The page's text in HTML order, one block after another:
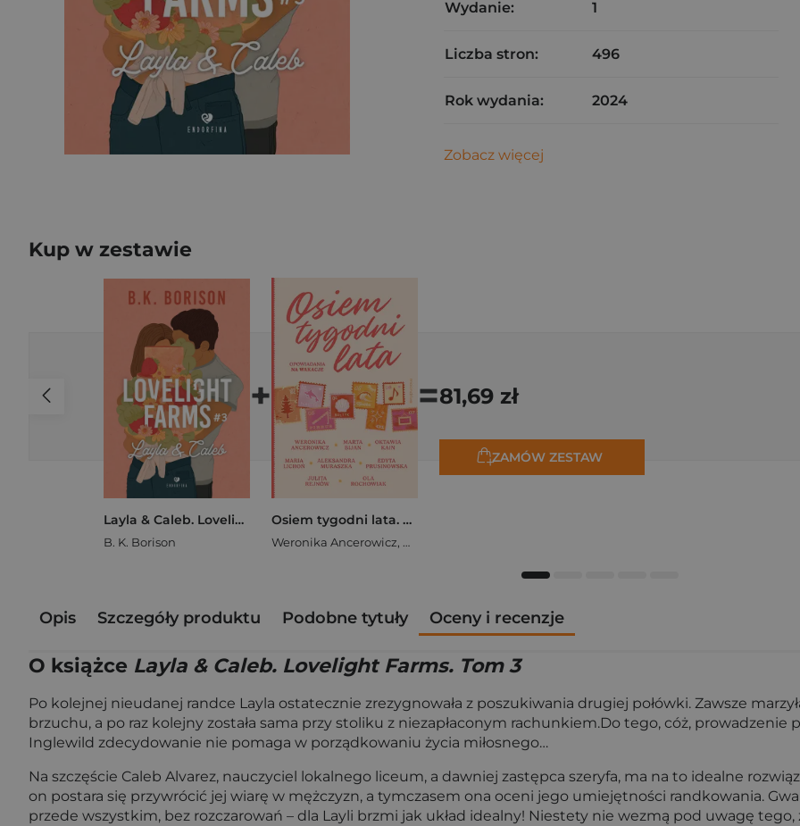
Wydanie: 1
Liczba stron: 496
Rok wydania: 2024
Zobacz więcej
Kup w zestawie
Layla & Caleb. Lovelight Farms. Tom 3
B. K. Borison
+
Osiem tygodni lata. Opowiadania na wakacje
Weronika Ancerowicz, Marta Bijan
=81,69 zł
ZAMÓW ZESTAW
Opis Szczegóły produktu Podobne tytuły Oceny i recenzje
O książce Layla & Caleb. Lovelight Farms. Tom 3
Po kolejnej nieudanej randce Layla ostatecznie zrezygnowała z poszukiwania drugiej połówki. Zawsze
brzuchu, a po raz kolejny została sama przy stoliku z niezapłaconym rachunkiem.Do tego, cóż,
Inglewild zdecydowanie nie pomaga w porządkowaniu życia miłosnego…
Na szczęście Caleb Alvarez, nauczyciel lokalnego liceum, a dawniej zastępca szeryfa, ma na to idealne
on postara się przywrócić jej wiarę w mężczyzn, a tymczasem ona oceni jego umiejętności randkowania.
przede wszystkim, bez rozczarowań – dla Layli brzmi jak układ idealny! Niestety nie wezmą pod uwagę tego,